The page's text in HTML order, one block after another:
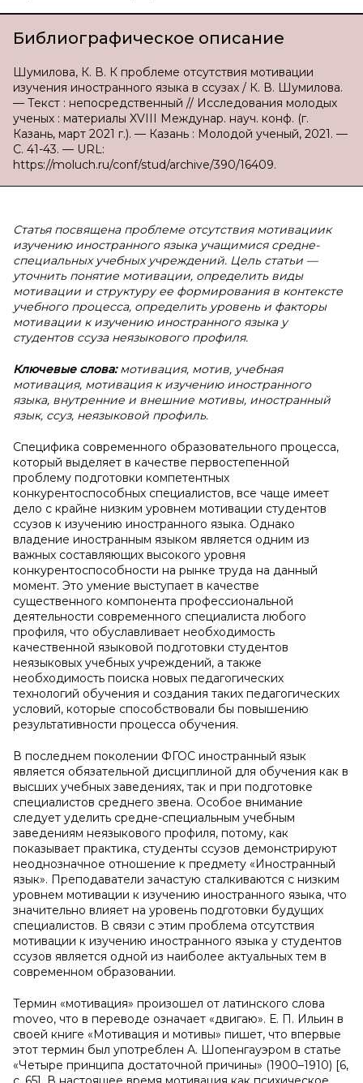
Библиографическое описание
Шумилова, К. В. К проблеме отсутствия мотивации
изучения иностранного языка в ссузах / К. В. Шумилова.
— Текст : непосредственный // Исследования молодых
ученых : материалы XVIII Междунар. науч. конф. (г.
Казань, март 2021 г.). — Казань : Молодой ученый, 2021. —
С. 41-43. — URL:
https://moluch.ru/conf/stud/archive/390/16409.
Статья посвящена проблеме отсутствия мотивациик
изучению иностранного языка учащимися средне-
специальных учебных учреждений. Цель статьи —
уточнить понятие мотивации, определить виды
мотивации и структуру ее формирования в контексте
учебного процесса, определить уровень и факторы
мотивации к изучению иностранного языка у
студентов ссуза неязыкового профиля.
Ключевые слова:мотивация, мотив, учебная
мотивация, мотивация к изучению иностранного
языка, внутренние и внешние мотивы, иностранный
язык, ссуз, неязыковой профиль.
Специфика современного образовательного процесса,
который выделяет в качестве первостепенной
проблему подготовки компетентных
конкурентоспособных специалистов, все чаще имеет
дело с крайне низким уровнем мотивации студентов
ссузов к изучению иностранного языка. Однако
владение иностранным языком является одним из
важных составляющих высокого уровня
конкурентоспособности на рынке труда на данный
момент. Это умение выступает в качестве
существенного компонента профессиональной
деятельности современного специалиста любого
профиля, что обуславливает необходимость
качественной языковой подготовки студентов
неязыковых учебных учреждений, а также
необходимость поиска новых педагогических
технологий обучения и создания таких педагогических
условий, которые способствовали бы повышению
результативности процесса обучения.
В последнем поколении ФГОС иностранный язык
является обязательной дисциплиной для обучения как в
высших учебных заведениях, так и при подготовке
специалистов среднего звена. Особое внимание
следует уделить средне-специальным учебным
заведениям неязыкового профиля, потому, как
показывает практика, студенты ссузов демонстрируют
неоднозначное отношение к предмету «Иностранный
язык». Преподаватели зачастую сталкиваются с низким
уровнем мотивации к изучению иностранного языка, что
значительно влияет на уровень подготовки будущих
специалистов. В связи с этим проблема отсутствия
мотивации к изучению иностранного языка у студентов
ссузов является одной из наиболее актуальных тем в
современном образовании.
Термин «мотивация» произошел от латинского слова
moveo, что в переводе означает «двигаю». Е. П. Ильин в
своей книге «Мотивация и мотивы» пишет, что впервые
этот термин был употреблен А. Шопенгауэром в статье
«Четыре принципа достаточной причины» (1900–1910) [6,